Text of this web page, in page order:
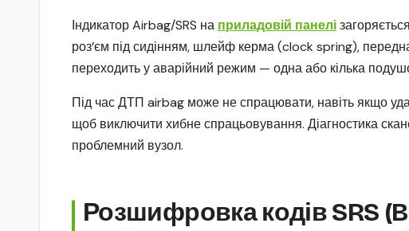
Індикатор Airbag/SRS на приладовій панелі
роз’єм під сидінням, шлейф керма (clock spring),
переходить у аварійний режим — одна або кілька
Під час ДТП airbag може не спрацювати, навіть якщо
щоб виключити хибне спрацьовування. Діагностика
проблемний вузол.
Розшифровка кодів SRS